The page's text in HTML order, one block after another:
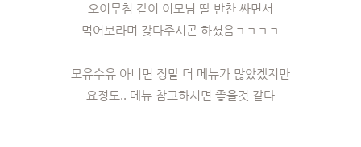
오이무침 같이 이모님 딸 반찬 싸면서
먹어보라며 갖다주시곤 하셨음ㅋㅋㅋㅋ
모유수유 아니면 정말 더 메뉴가 많았겠지만
요정도.. 메뉴 참고하시면 좋을것 같다